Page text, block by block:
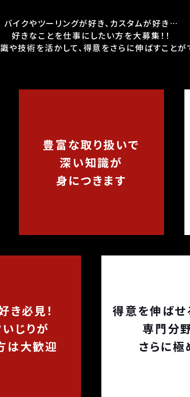
バイクやツーリングが好き、カスタムが好き…
好きなことを仕事にしたい方を大募集！！
や技術を活かして、得意をさらに伸ばすことが
豊富な取り扱いで
深い知識が
身につきます
き必見！
じりが
は大歓迎
得意を伸ばせ
専門分
さらに極